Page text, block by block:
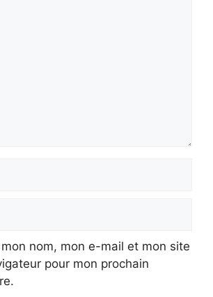
nom, mon e-mail et mon site
pour mon prochain